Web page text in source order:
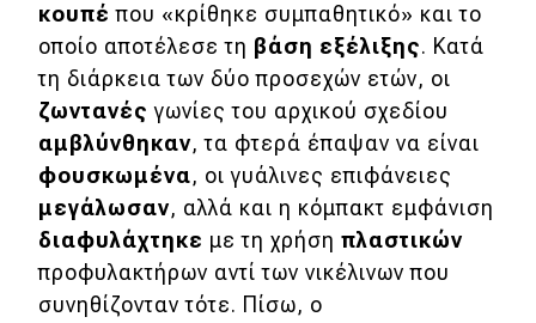
Formula 1
WRC
Motorsport
Eco
Νέα
Τεχνολογία
κουπέ που «κρίθηκε συμπαθητικό» και το
οποίο αποτέλεσε τη βάση εξέλιξης. Κατά
τη διάρκεια των δύο προσεχών ετών, οι
ζωντανές γωνίες του αρχικού σχεδίου
αμβλύνθηκαν, τα φτερά έπαψαν να είναι
φουσκωμένα, οι γυάλινες επιφάνειες
μεγάλωσαν, αλλά και η κόμπακτ εμφάνιση
διαφυλάχτηκε με τη χρήση πλαστικών
προφυλακτήρων αντί των νικέλινων που
συνηθίζονταν τότε. Πίσω, ο